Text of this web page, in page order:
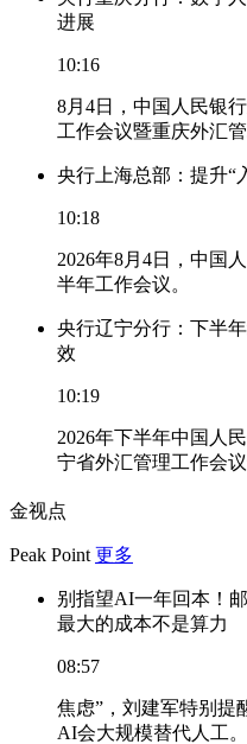
进展
10:16
8月4日，中国人民银
工作会议暨重庆外汇管
央行上海总部：提升“
10:18
2026年8月4日，中国
半年工作会议。
央行辽宁分行：下半
效
10:19
2026年下半年中国人
宁省外汇管理工作会议
金视点
Peak Point 更多
别指望AI一年回本！
最大的成本不是算力
08:57
焦虑”，刘建军特别提
AI会大规模替代人工